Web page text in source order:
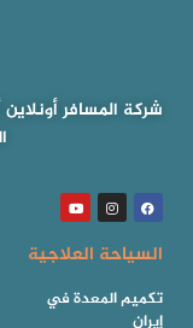
شركة المسافر
السياحة العلاجية
تكميم المعدة في
إيران